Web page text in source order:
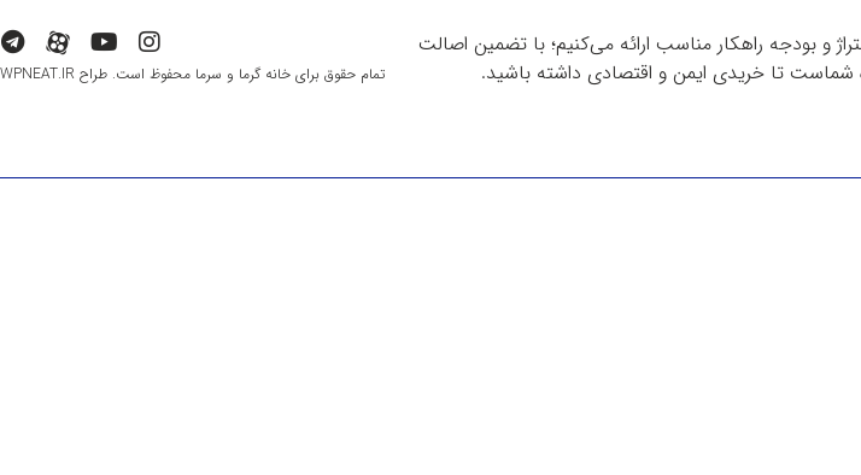
و بودجه راهکار مناسب ارائه می‌کنیم؛ با تضمین اصالت
شماست تا خریدی ایمن و اقتصادی داشته باشید.
تمام حقوق برای خانه گرما و سرما محفوظ است. طراح WPNEAT.IR